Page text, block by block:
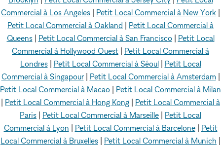
Commercial à Los Angeles
Petit Local Commercial à New York
Petit Local Commercial à Oakland
Petit Local Commercial à
Queens| Petit Local Commercial à San Francisco| Petit Local
Commercial à Hollywood Ouest
Petit Local Commercial à
Londres| Petit Local Commercial à Séoul| Petit Local
Commercial à Singapour| Petit Local Commercial à Amsterdam|
Petit Local Commercial à Macao
Petit Local Commercial à Milan
Petit Local Commercial à Hong Kong
Petit Local Commercial à
Paris
Petit Local Commercial à Marseille
Petit Local
Commercial à Lyon
Petit Local Commercial à Barcelone| Petit
Local Commercial à Bruxelles
Petit Local Commercial à Munich